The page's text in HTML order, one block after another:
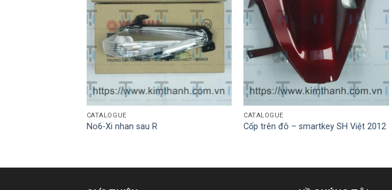
CATALOGUE
No6-Xi nhan sau R
CATALOGUE
Cốp trên đô – smartkey SH Việt 2012